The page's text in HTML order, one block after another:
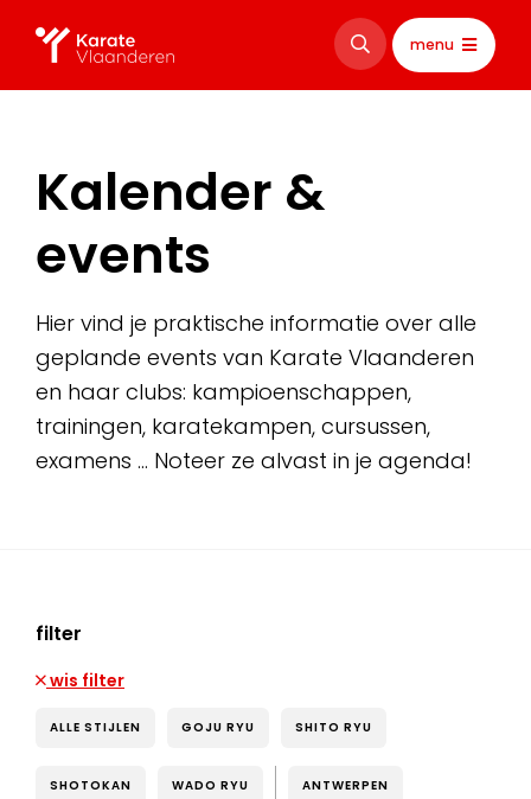
menu
Kalender &
events
Hier vind je praktische informatie over alle
geplande events van Karate Vlaanderen
en haar clubs: kampioenschappen,
trainingen, karatekampen, cursussen,
examens … Noteer ze alvast in je agenda!
filter
wis filter
ALLE STIJLEN GOJU RYU SHITO RYU
SHOTOKAN WADO RYU ANTWERPEN